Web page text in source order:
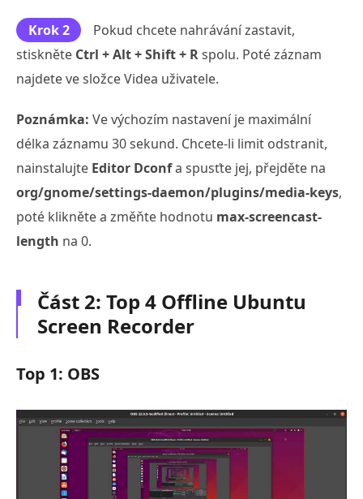
Krok 2
Pokud chcete nahrávání zastavit,
stiskněte Ctrl + Alt + Shift + Rspolu. Poté záznam
najdete ve složce Videa uživatele.
Poznámka: Ve výchozím nastavení je maximální
délka záznamu 30 sekund. Chcete-li limit odstranit,
nainstalujte Editor Dconfa spusťte jej, přejděte na
org/gnome/settings-daemon/plugins/media-keys,
poté klikněte a změňte hodnotu max-screencast-
length na 0.
Část 2: Top 4 Offline Ubuntu
Screen Recorder
Top 1: OBS